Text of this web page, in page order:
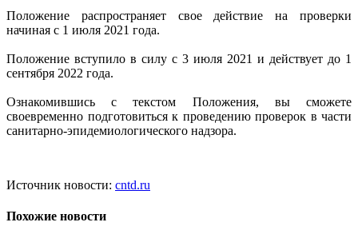
Положение распространяет свое действие на проверки
начиная с 1 июля 2021 года.
Положение вступило в силу с 3 июля 2021 и действует до 1
сентября 2022 года.
Ознакомившись с текстом Положения, вы сможете
своевременно подготовиться к проведению проверок в части
санитарно-эпидемиологического надзора.
Источник новости: cntd.ru
Похожие новости